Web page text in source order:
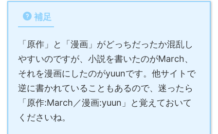
補足
「原作」と「漫画」がどっちだったか混乱し
やすいのですが、小説を書いたのがMarch、
それを漫画にしたのがyuunです。他サイトで
逆に書かれていることもあるので、迷ったら
「原作:March／漫画:yuun」と覚えておいて
くださいね。